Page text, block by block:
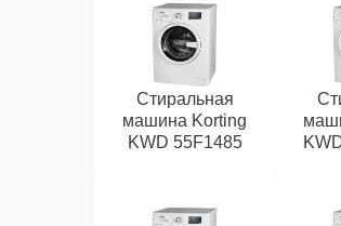
Стиральная
машина Korting
KWD 55F1485